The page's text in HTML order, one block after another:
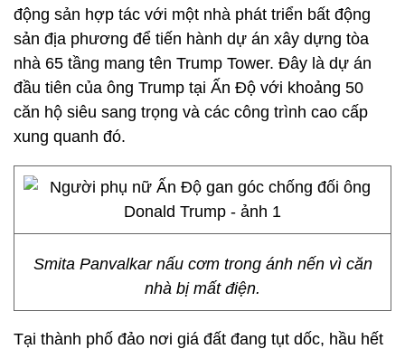
động sản hợp tác với một nhà phát triển bất động
sản địa phương để tiến hành dự án xây dựng tòa
nhà 65 tầng mang tên Trump Tower. Đây là dự án
đầu tiên của ông Trump tại Ấn Độ với khoảng 50
căn hộ siêu sang trọng và các công trình cao cấp
xung quanh đó.
Smita Panvalkar nấu cơm trong ánh nến vì căn
nhà bị mất điện.
Tại thành phố đảo nơi giá đất đang tụt dốc, hầu hết